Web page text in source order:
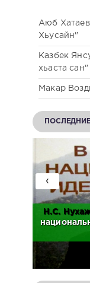
Аюб
Хьусайн"
Казбек
хьаста
Макар
Н.С.
‹